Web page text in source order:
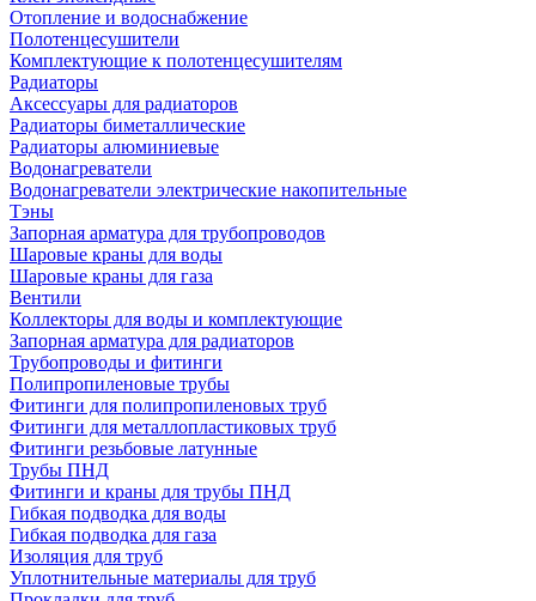
Отопление и водоснабжение
Полотенцесушители
Комплектующие к полотенцесушителям
Радиаторы
Аксессуары для радиаторов
Радиаторы биметаллические
Радиаторы алюминиевые
Водонагреватели
Водонагреватели электрические накопительные
Тэны
Запорная арматура для трубопроводов
Шаровые краны для воды
Шаровые краны для газа
Вентили
Коллекторы для воды и комплектующие
Запорная арматура для радиаторов
Трубопроводы и фитинги
Полипропиленовые трубы
Фитинги для полипропиленовых труб
Фитинги для металлопластиковых труб
Фитинги резьбовые латунные
Трубы ПНД
Фитинги и краны для трубы ПНД
Гибкая подводка для воды
Гибкая подводка для газа
Изоляция для труб
Уплотнительные материалы для труб